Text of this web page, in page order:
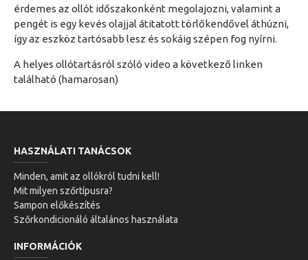
érdemes az ollót időszakonként megolajozni, valamint a
pengét is egy kevés olajjal átitatott törlőkendővel áthúzni,
így az eszköz tartósabb lesz és sokáig szépen fog nyírni.
A helyes ollótartásról szóló video a következő linken
található (hamarosan)
HASZNÁLATI TANÁCSOK
Minden, amit az ollókról tudni kell!
Mit milyen szőrtípusra?
Sampon előkészítés
Szőrkondicionáló általános használata
INFORMÁCIÓK